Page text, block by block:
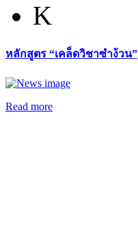
K
หลักสูตร “เคล็ดวิชาซำง้วน”
Read more